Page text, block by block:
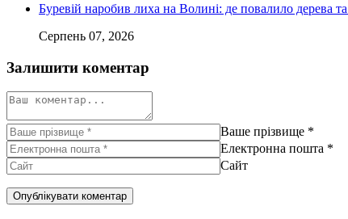
Буревій наробив лиха на Волині: де повалило дерева
Серпень 07, 2026
Залишити коментар
Ваше прізвище *
Електронна пошта *
Сайт